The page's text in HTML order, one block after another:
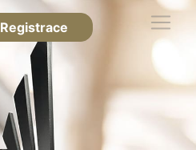
Registrace